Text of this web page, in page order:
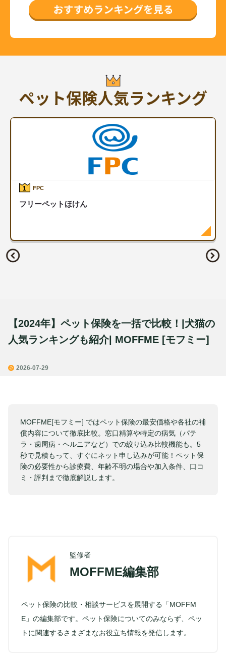
1 FPC
フリーペットほけん
【2024年】ペット保険を一括で比較！|犬猫の
人気ランキングも紹介| MOFFME [モフミー]
2026-07-29
MOFFME[モフミー] ではペット保険の最安価格や各社の補
償内容について徹底比較。窓口精算や特定の病気（パテ
ラ・歯周病・ヘルニアなど）での絞り込み比較機能も。5
秒で見積もって、すぐにネット申し込みが可能！ペット保
険の必要性から診療費、年齢不明の場合や加入条件、口コ
ミ・評判まで徹底解説します。
監修者
MOFFME編集部
ペット保険の比較・相談サービスを展開する「MOFFM
E」の編集部です。ペット保険についてのみならず、ペッ
トに関連するさまざまなお役立ち情報を発信します。